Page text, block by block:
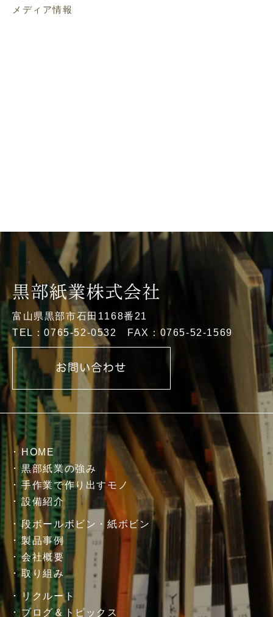
メディア情報
富山県黒部市石田1168番21
TEL：0765-52-0532 FAX：0765-52-1569
HOME
黒部紙業の強み
手作業で作り出すモノ
設備紹介
段ボールボビン・紙ボビン
製品事例
会社概要
取り組み
リクルート
ブログ＆トピックス